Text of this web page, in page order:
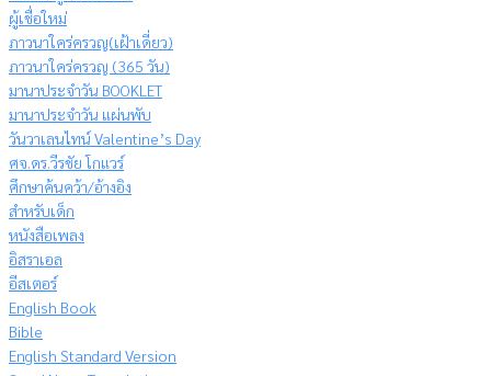
ผู้เชื่อใหม่
ภาวนาใคร่ครวญ(เฝ้าเดี่ยว)
ภาวนาใคร่ครวญ (365 วัน)
มานาประจำวัน BOOKLET
มานาประจำวัน แผ่นพับ
วันวาเลนไทน์ Valentine’s Day
ศจ.ดร.วีรชัย โกแวร์
ศึกษาค้นคว้า/อ้างอิง
สำหรับเด็ก
หนังสือเพลง
อิสราเอล
อีสเตอร์
English Book
Bible
English Standard Version